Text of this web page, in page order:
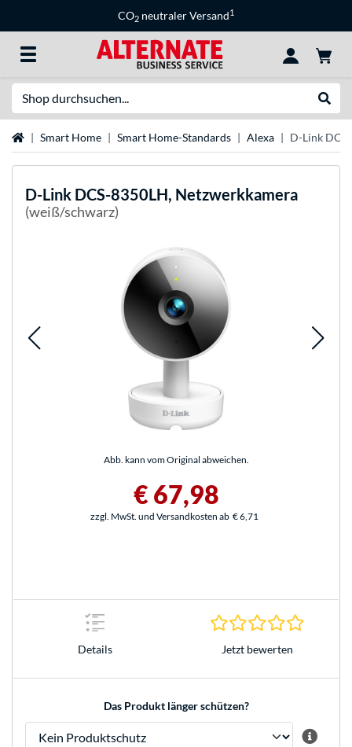
CO2 neutraler Versand1
StartseiteSmart Home Smart Home-Standards Alexa D-Link
D-Link DCS-8350LH, Netzwerkkamera
(weiß/schwarz)
Abb. kann vom Original abweichen.
€ 67,98
zzgl. MwSt. und Versandkosten ab € 6,71
Details Jetzt bewerten
Das Produkt länger schützen?